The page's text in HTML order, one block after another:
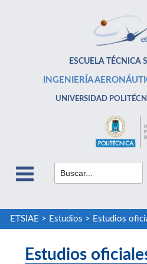
ESCUELA TÉCNICA
INGENIERÍA
UNIVERSIDAD
ETSIAE > Estudios > Estudios
Estudios